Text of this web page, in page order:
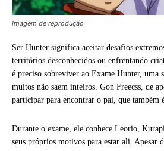
Imagem de reprodução
Ser Hunter significa aceitar desafios
territórios desconhecidos ou enfrentando
é preciso sobreviver ao Exame Hunter, uma
muitos não saem inteiros. Gon Freecss, de
participar para encontrar o pai, que também
Durante o exame, ele conhece Leorio,
seus próprios motivos para estar ali. Apesar